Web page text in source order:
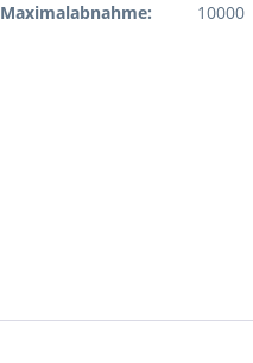
Maximalabnahme:
10000